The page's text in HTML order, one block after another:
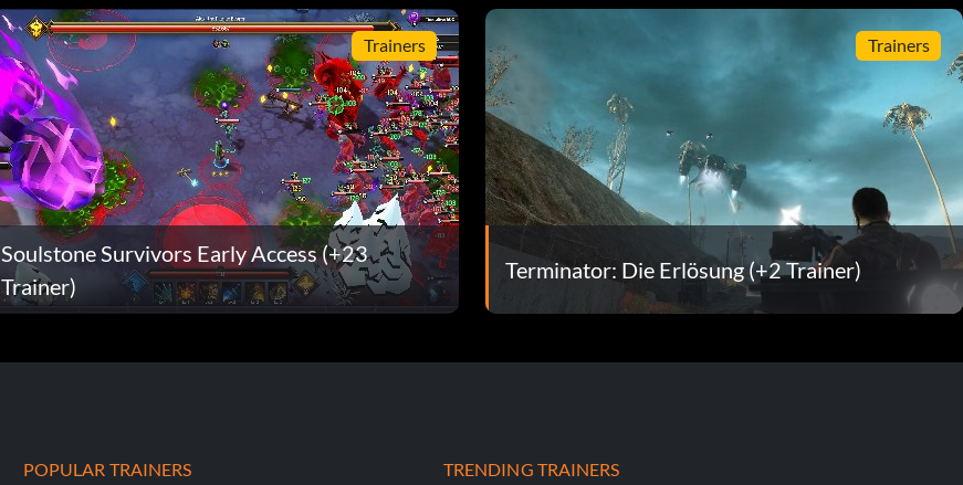
Trainers
Soulstone Survivors Early Access (+23
Trainer)
Trainers
Terminator: Die Erlösung (+2 Trainer)
POPULAR TRAINERS TRENDING TRAINERS